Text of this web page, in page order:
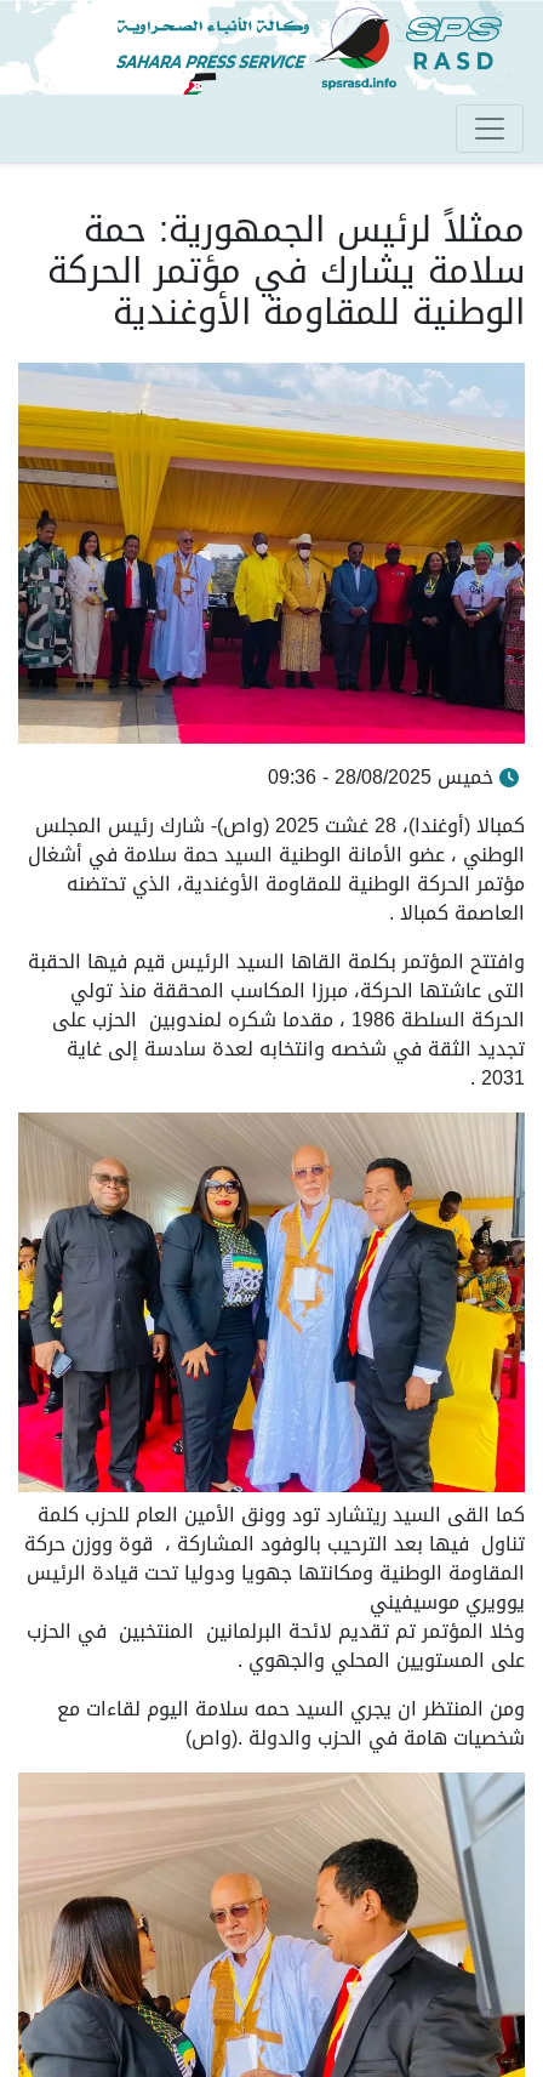
تجاوز
إلى
المحتوى
الرئيسي
ممثلاً لرئيس الجمهورية: حمة
سلامة يشارك في مؤتمر الحركة
الوطنية للمقاومة الأوغندية
خميس 28/08/2025 - 09:36
كمبالا (أوغندا)، 28 غشت 2025 (واص)- شارك رئيس المجلس
الوطني ، عضو الأمانة الوطنية السيد حمة سلامة في أشغال
مؤتمر الحركة الوطنية للمقاومة الأوغندية، الذي تحتضنه
العاصمة كمبالا .
وافتتح المؤتمر بكلمة القاها السيد الرئيس قيم فيها الحقبة
التى عاشتها الحركة، مبرزا المكاسب المحققة منذ تولي
الحركة السلطة 1986 ، مقدما شكره لمندوبين الحزب على
تجديد الثقة في شخصه وانتخابه لعدة سادسة إلى غاية
2031 .
كما القى السيد ريتشارد تود وونق الأمين العام للحزب كلمة
تناول فيها بعد الترحيب بالوفود المشاركة ، قوة ووزن حركة
المقاومة الوطنية ومكانتها جهويا ودوليا تحت قيادة الرئيس
يوويري موسيفيني
وخلا المؤتمر تم تقديم لائحة البرلمانين المنتخبين في الحزب
على المستويين المحلي والجهوي .
ومن المنتظر ان يجري السيد حمه سلامة اليوم لقاءات مع
شخصيات هامة في الحزب والدولة .(واص)